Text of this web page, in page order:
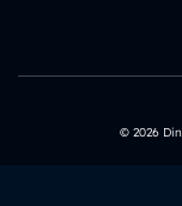
© 2026